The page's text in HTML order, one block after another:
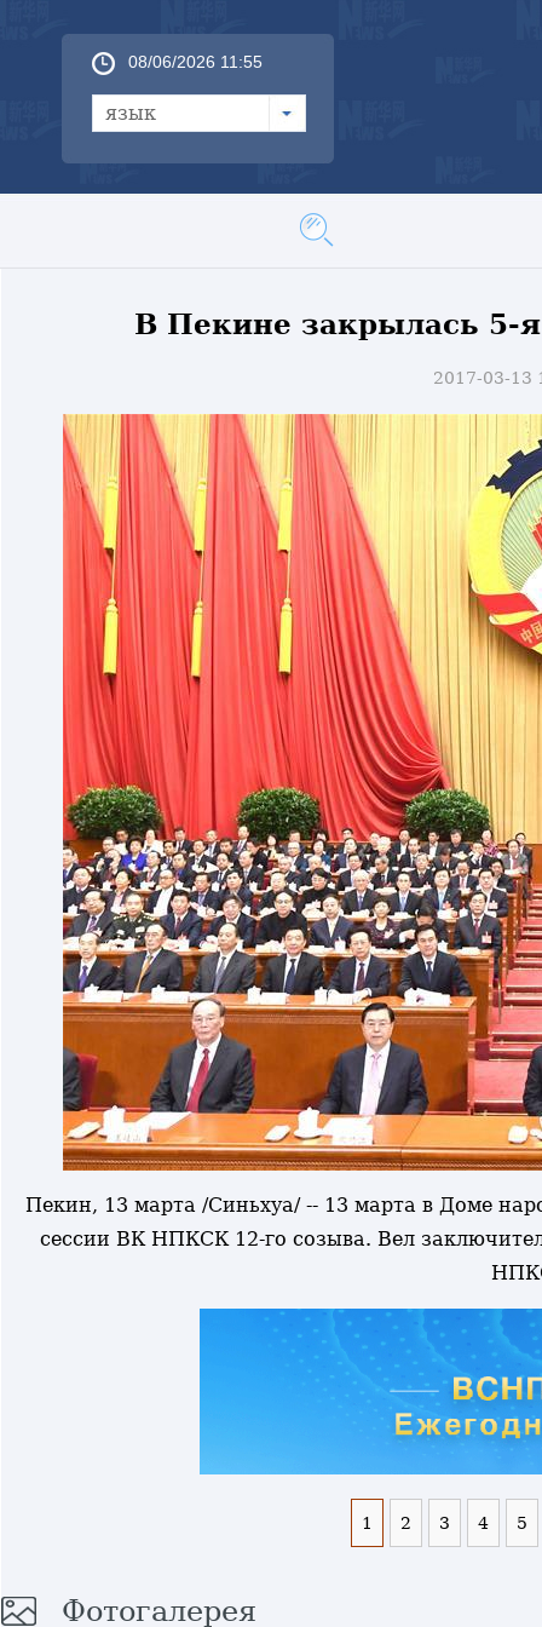
08/06/2026 11:55
язык
В Пекине закрылась 5-
2017-03-13
Пекин, 13 марта /Синьхуа/ -- 13 марта в Доме
сессии ВК НПКСК 12-го созыва. Вел
1 2 3 4 5
Фотогалерея